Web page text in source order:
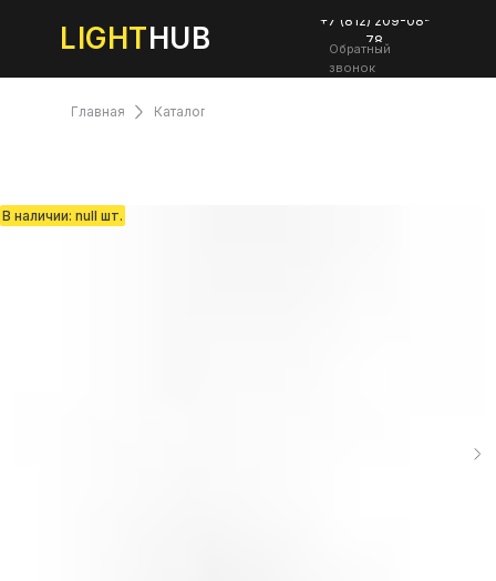
LIGHTHUB
+7 (812) 209-08-
78
Обратный
звонок
Каталог
Главная